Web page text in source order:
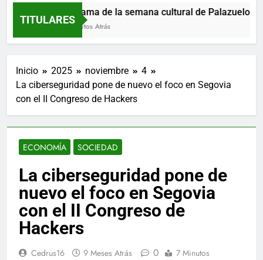
TITULARES
Programa de la semana cultural de Palazuelos de
58 Minutos Atrás
Inicio 2025 noviembre
4
La ciberseguridad pone de nuevo el foco en Segovia
con el II Congreso de Hackers
ECONOMÍA SOCIEDAD
La ciberseguridad pone de
nuevo el foco en Segovia
con el II Congreso de
Hackers
Cedrus16 9 Meses Atrás 0 7 Minutos